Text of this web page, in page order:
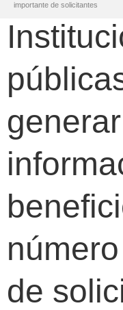
importante de solicitantes
generar
de